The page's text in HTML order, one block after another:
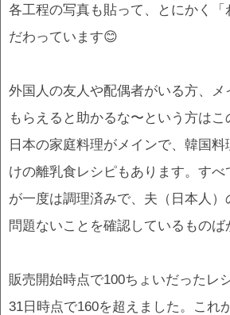
各工程の写真も貼って、とにかく「
だわっています😊
外国人の友人や配偶者がいる方、メ
もらえると助かるな〜という方は
日本の家庭料理がメインで、韓国
けの離乳食レシピもあります。すべ
が一度は調理済みで、夫（日本人）
問題ないことを確認しているものば
販売開始時点で100ちょいだったレ
31日時点で160を超えました。これ